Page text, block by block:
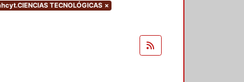
TECNOLÓGICAS ×